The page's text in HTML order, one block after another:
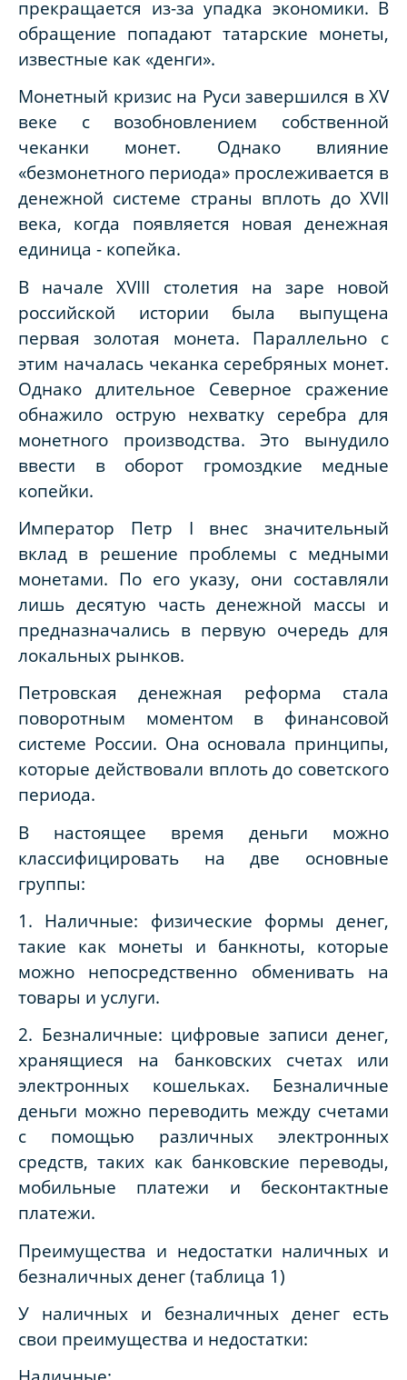
прекращается из-за упадка экономики. В
обращение попадают татарские монеты,
известные как «денги».
Монетный кризис на Руси завершился в XV
веке с возобновлением собственной
чеканки монет. Однако влияние
«безмонетного периода» прослеживается в
денежной системе страны вплоть до XVII
века, когда появляется новая денежная
единица - копейка.
В началеXVIII столетия на заре новой
российской истории была выпущена
первая золотая монета. Параллельно с
этим началась чеканка серебряных монет.
Однако длительное Северное сражение
обнажило острую нехватку серебра для
монетного производства. Это вынудило
ввести в оборот громоздкие медные
копейки.
Император Петр I внес значительный
вклад в решение проблемы с медными
монетами. По его указу, они составляли
лишь десятую часть денежной массы и
предназначались в первую очередь для
локальных рынков.
Петровская денежная реформа стала
поворотным моментом в финансовой
системе России. Она основала принципы,
которые действовали вплоть до советского
периода.
В настоящее время деньги можно
классифицировать на две основные
группы:
1. Наличные: физические формы денег,
такие как монеты и банкноты, которые
можно непосредственно обменивать на
товары и услуги.
2. Безналичные: цифровые записи денег,
хранящиеся на банковских счетах или
электронных кошельках. Безналичные
деньги можно переводить между счетами
с помощью различных электронных
средств, таких как банковские переводы,
мобильные платежи и бесконтактные
платежи.
Преимущества и недостатки наличных и
безналичных денег (таблица 1)
У наличных и безналичных денег есть
свои преимущества и недостатки: